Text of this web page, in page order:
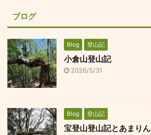
ブログ
Blog 登山記
小倉山登山記
2026/5/31
Blog 登山記
宝登山登山記とあまりん